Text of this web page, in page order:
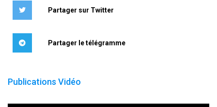
Partager sur Twitter
Partager le télégramme
Publications Vidéo